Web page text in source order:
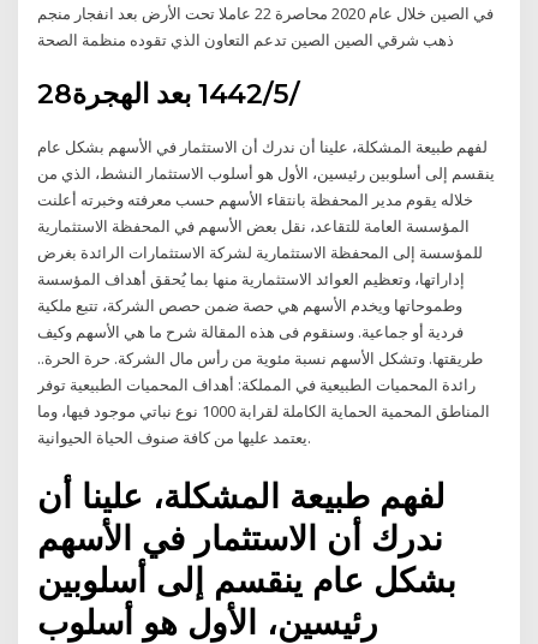
في الصين خلال عام 2020 محاصرة 22 عاملا تحت الأرض بعد انفجار منجم
ذهب شرقي الصين الصين تدعم التعاون الذي تقوده منظمة الصحة
28‏‏/5‏‏/1442 بعد الهجرة
لفهم طبيعة المشكلة، علينا أن ندرك أن الاستثمار في الأسهم بشكل عام
ينقسم إلى أسلوبين رئيسين، الأول هو أسلوب الاستثمار النشط، الذي من
خلاله يقوم مدير المحفظة بانتقاء الأسهم حسب معرفته وخبرته أعلنت
المؤسسة العامة للتقاعد، نقل بعض الأسهم في المحفظة الاستثمارية
للمؤسسة إلى المحفظة الاستثمارية لشركة الاستثمارات الرائدة بغرض
إداراتها، وتعظيم العوائد الاستثمارية منها بما يُحقق أهداف المؤسسة
وطموحاتها ويخدم الأسهم هي حصة ضمن حصص الشركة، تتبع ملكية
فردية أو جماعية. وسنقوم فى هذه المقالة شرح ما هي الأسهم وكيف
طريقتها. وتشكل الأسهم نسبة مئوية من رأس مال الشركة. حرة الحرة..
رائدة المحميات الطبيعية في المملكة: أهداف المحميات الطبيعية توفر
المناطق المحمية الحماية الكاملة لقرابة 1000 نوع نباتي موجود فيها، وما
يعتمد عليها من كافة صنوف الحياة الحيوانية.
لفهم طبيعة المشكلة، علينا أن
ندرك أن الاستثمار في الأسهم
بشكل عام ينقسم إلى أسلوبين
رئيسين، الأول هو أسلوب